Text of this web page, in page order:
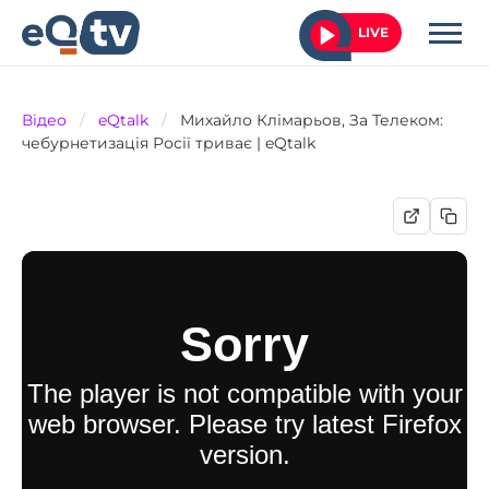
LIVE
Відео / eQtalk /
Михайло Клімарьов, За Телеком:
чебурнетизація Росії триває | eQtalk